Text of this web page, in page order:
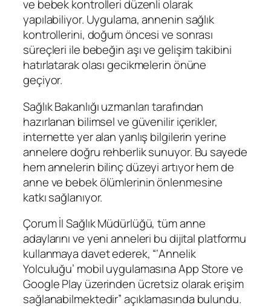
ve bebek kontrolleri düzenli olarak
yapılabiliyor. Uygulama, annenin sağlık
kontrollerini, doğum öncesi ve sonrası
süreçleri ile bebeğin aşı ve gelişim takibini
hatırlatarak olası gecikmelerin önüne
geçiyor.
Sağlık Bakanlığı uzmanları tarafından
hazırlanan bilimsel ve güvenilir içerikler,
internette yer alan yanlış bilgilerin yerine
annelere doğru rehberlik sunuyor. Bu sayede
hem annelerin bilinç düzeyi artıyor hem de
anne ve bebek ölümlerinin önlenmesine
katkı sağlanıyor.
Çorum İl Sağlık Müdürlüğü, tüm anne
adaylarını ve yeni anneleri bu dijital platformu
kullanmaya davet ederek, “‘Annelik
Yolculuğu’ mobil uygulamasına App Store ve
Google Play üzerinden ücretsiz olarak erişim
sağlanabilmektedir” açıklamasında bulundu.